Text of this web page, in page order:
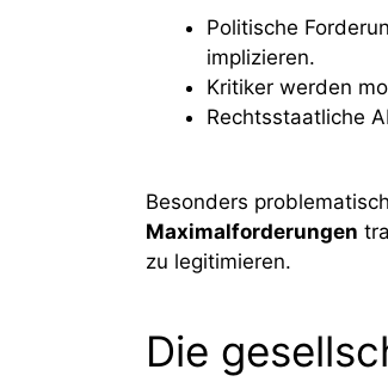
Politische
implizieren.
Kritiker werden
Rechtsstaatliche
Besonders
Maximalforderungen
zu legitimieren.
Die